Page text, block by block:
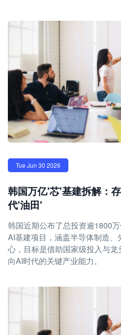
Tue Jun 30 2026
韩国万亿'芯'基建拆解：
代'油田'
韩国近期公布了总投资逾1800
AI基建项目，涵盖半导体制造、
心，目标是借助国家级投入与
向AI时代的关键产业能力。